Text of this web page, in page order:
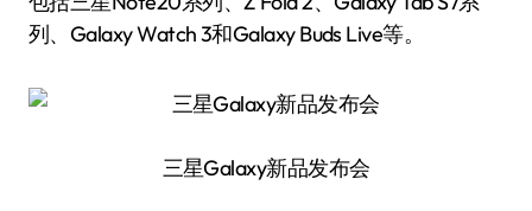
列、Galaxy Watch 3和Galaxy Buds Live等。
三星Galaxy新品发布会